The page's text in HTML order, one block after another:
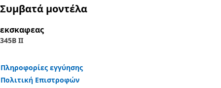
Συμβατά μοντέλα
εκσκαφεας
345B II
Πληροφορίες εγγύησης
Πολιτική Επιστροφών